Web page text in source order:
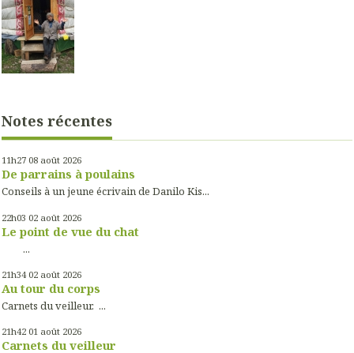
Notes récentes
11h27 08 août 2026
De parrains à poulains
Conseils à un jeune écrivain de Danilo Kis...
22h03 02 août 2026
Le point de vue du chat
...
21h34 02 août 2026
Au tour du corps
Carnets du veilleur. ...
21h42 01 août 2026
Carnets du veilleur